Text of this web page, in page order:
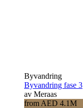
Byvandring
Byvandring fase 3
av Meraas
from AED 4.1M